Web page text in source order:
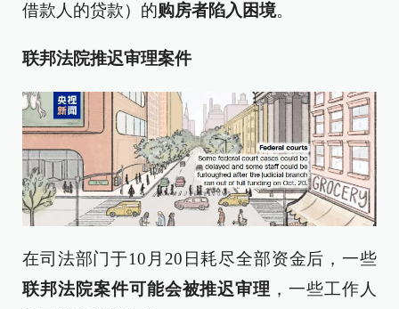
借款人的贷款）的购房者陷入困境。
联邦法院推迟审理案件
在司法部门于10月20日耗尽全部资金后，一些
联邦法院案件可能会被推迟审理 ，一些工作人